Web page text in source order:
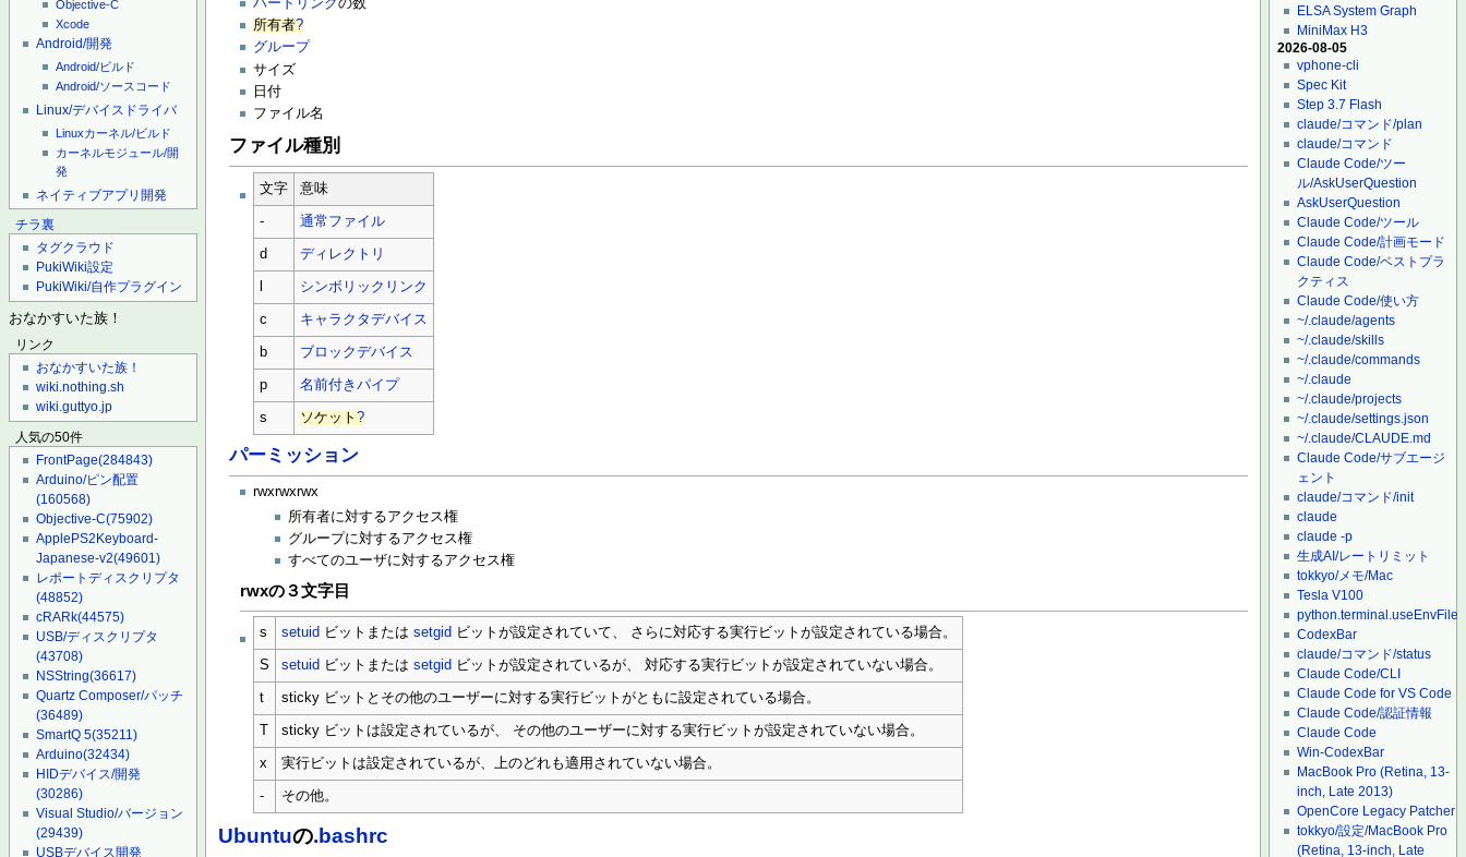
Objective-C
Xcode
Android/開発
Android/ビルド
Android/ソースコード
Linux/デバイスドライバ
Linuxカーネル/ビルド
カーネルモジュール/開
発
ネイティブアプリ開発
チラ裏
タグクラウド
PukiWiki設定
PukiWiki/自作プラグイン
おなかすいた族！
リンク
おなかすいた族！
wiki.nothing.sh
wiki.guttyo.jp
人気の50件
FrontPage(284843)
Arduino/ピン配置
(160568)
Objective-C(75902)
ApplePS2Keyboard-
Japanese-v2(49601)
レポートディスクリプタ
(48852)
cRARk(44575)
USB/ディスクリプタ
(43708)
NSString(36617)
Quartz Composer/パッチ
(36489)
SmartQ 5(35211)
Arduino(32434)
HIDデバイス/開発
(30286)
Visual Studio/バージョン
(29439)
USBデバイス開発
所有者?
グループ
サイズ
日付
ファイル名
ファイル種別
文字 意味
- 通常ファイル
d ディレクトリ
シンボリックリンク
c キャラクタデバイス
b ブロックデバイス
p 名前付きパイプ
s ソケット?
パーミッション
rwxrwxrwx
所有者に対するアクセス権
グループに対するアクセス権
すべてのユーザに対するアクセス権
rwxの３文字目
s setuid ビットまたはsetgid ビットが設定されていて、 さらに対応する実行ビットが設定されている場合。
S setuid ビットまたはsetgid ビットが設定されているが、 対応する実行ビットが設定されていない場合。
t sticky ビットとその他のユーザーに対する実行ビットがともに設定されている場合。
sticky ビットは設定されているが、 その他のユーザーに対する実行ビットが設定されていない場合。
x 実行ビットは設定されているが、上のどれも適用されていない場合。
- その他。
Ubuntuの.bashrc
ELSA System Graph
MiniMax H3
2026-08-05
vphone-cli
Spec Kit
Step 3.7 Flash
claude/コマンド/plan
claude/コマンド
Claude Code/ツー
ル/AskUserQuestion
AskUserQuestion
Claude Code/ツール
Claude Code/計画モード
Claude Code/ベストプラ
クティス
Claude Code/使い方
~/.claude/agents
~/.claude/skills
~/.claude/commands
~/.claude
~/.claude/projects
~/.claude/settings.json
~/.claude/CLAUDE.md
Claude Code/サブエージ
ェント
claude/コマンド/init
claude
claude -p
生成AI/レートリミット
tokkyo/メモ/Mac
Tesla V100
python.terminal.useEnvFile
CodexBar
claude/コマンド/status
Claude Code/CLI
Claude Code for VS Code
Claude Code/認証情報
Claude Code
Win-CodexBar
MacBook Pro (Retina, 13-
inch, Late 2013)
OpenCore Legacy Patcher
tokkyo/設定/MacBook Pro
(Retina, 13-inch, Late